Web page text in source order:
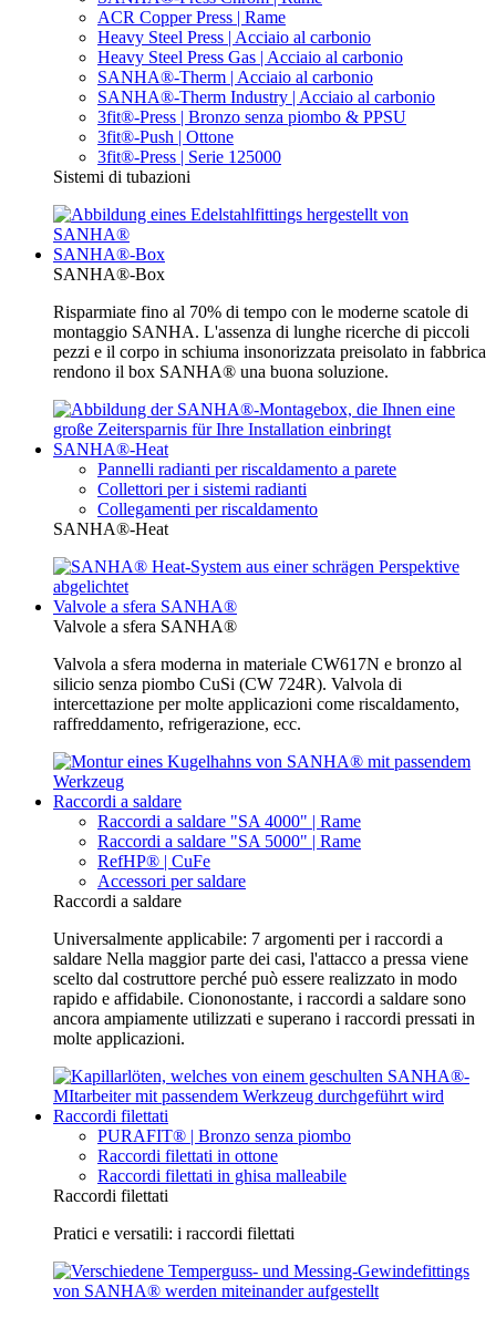
ACR Copper Press | Rame
Heavy Steel Press | Acciaio al carbonio
Heavy Steel Press Gas | Acciaio al carbonio
SANHA®-Therm | Acciaio al carbonio
SANHA®-Therm Industry | Acciaio al carbonio
3fit®-Press | Bronzo senza piombo & PPSU
3fit®-Push | Ottone
3fit®-Press | Serie 125000
Sistemi di tubazioni
SANHA®-Box
SANHA®-Box
Risparmiate fino al 70% di tempo con le moderne scatole di
montaggio SANHA. L'assenza di lunghe ricerche di piccoli
pezzi e il corpo in schiuma insonorizzata preisolato in fabbrica
rendono il box SANHA® una buona soluzione.
SANHA®-Heat
Pannelli radianti per riscaldamento a parete
Collettori per i sistemi radianti
Collegamenti per riscaldamento
SANHA®-Heat
Valvole a sfera SANHA®
Valvole a sfera SANHA®
Valvola a sfera moderna in materiale CW617N e bronzo al
silicio senza piombo CuSi (CW 724R). Valvola di
intercettazione per molte applicazioni come riscaldamento,
raffreddamento, refrigerazione, ecc.
Raccordi a saldare
Raccordi a saldare "SA 4000" | Rame
Raccordi a saldare "SA 5000" | Rame
RefHP® | CuFe
Accessori per saldare
Raccordi a saldare
Universalmente applicabile: 7 argomenti per i raccordi a
saldare Nella maggior parte dei casi, l'attacco a pressa viene
scelto dal costruttore perché può essere realizzato in modo
rapido e affidabile. Ciononostante, i raccordi a saldare sono
ancora ampiamente utilizzati e superano i raccordi pressati in
molte applicazioni.
Raccordi filettati
PURAFIT® | Bronzo senza piombo
Raccordi filettati in ottone
Raccordi filettati in ghisa malleabile
Raccordi filettati
Pratici e versatili: i raccordi filettati